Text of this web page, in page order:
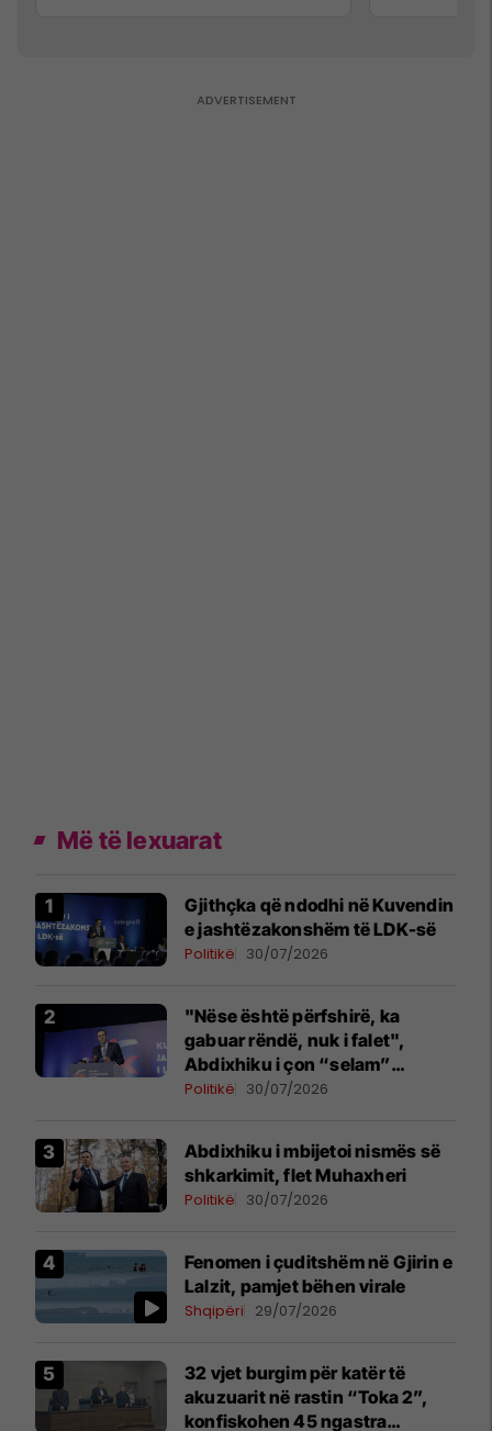
Më të lexuarat
Gjithçka që ndodhi në Kuvendin
e jashtëzakonshëm të LDK-së
Politikë 30/07/2026
"Nëse është përfshirë, ka
gabuar rëndë, nuk i falet",
Abdixhiku i çon “selam”
Përparim Ramës
Politikë 30/07/2026
Abdixhiku i mbijetoi nismës së
shkarkimit, flet Muhaxheri
Politikë 30/07/2026
Fenomen i çuditshëm në Gjirin e
Lalzit, pamjet bëhen virale
Shqipëri 29/07/2026
32 vjet burgim për katër të
akuzuarit në rastin “Toka 2”,
konfiskohen 45 ngastra